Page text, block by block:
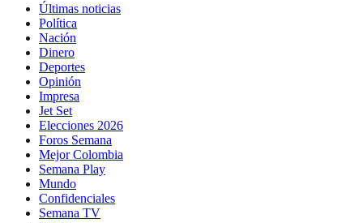
Últimas noticias
Política
Nación
Dinero
Deportes
Opinión
Impresa
Jet Set
Elecciones 2026
Foros Semana
Mejor Colombia
Semana Play
Mundo
Confidenciales
Semana TV